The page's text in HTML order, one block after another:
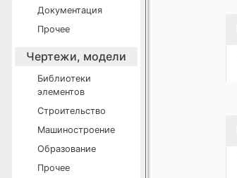
Документация
Прочее
Чертежи, модели
Библиотеки
элементов
Строительство
Машиностроение
Образование
Прочее